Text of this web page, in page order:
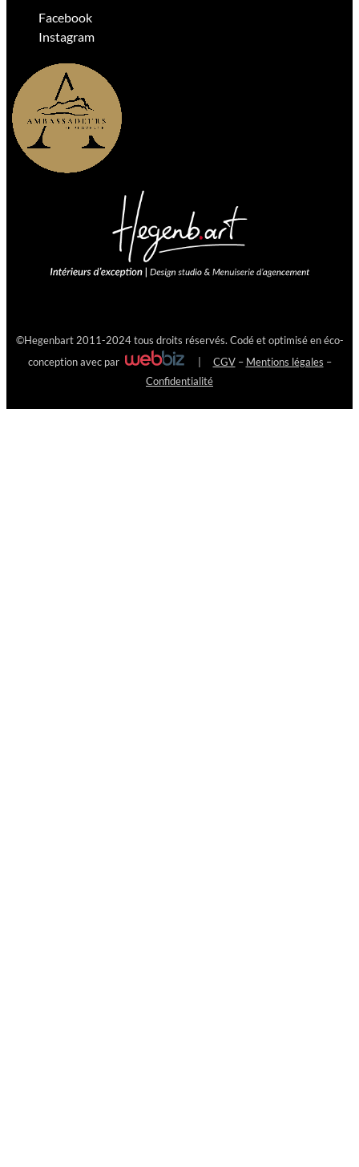
Facebook
Instagram
©Hegenbart2011-2024 tous droits réservés. Codé et optimisé en éco-
conception avec par CGV– Mentions légales –
Confidentialité